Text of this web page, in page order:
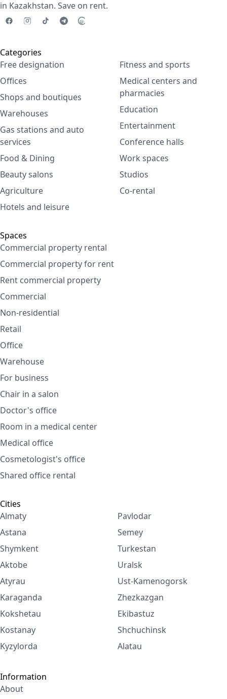
in Kazakhstan. Save on rent.
Categories
Free designation
Offices
Shops and boutiques
Warehouses
Gas stations and auto
services
Food & Dining
Beauty salons
Agriculture
Hotels and leisure
Fitness and sports
Medical centers and
pharmacies
Education
Entertainment
Conference halls
Work spaces
Studios
Co-rental
Spaces
Commercial property rental
Commercial property for rent
Rent commercial property
Commercial
Non-residential
Retail
Office
Warehouse
For business
Chair in a salon
Doctor's office
Room in a medical center
Medical office
Cosmetologist's office
Shared office rental
Cities
Almaty
Astana
Shymkent
Aktobe
Atyrau
Karaganda
Kokshetau
Kostanay
Kyzylorda
Pavlodar
Semey
Turkestan
Uralsk
Ust-Kamenogorsk
Zhezkazgan
Ekibastuz
Shchuchinsk
Alatau
Information
About